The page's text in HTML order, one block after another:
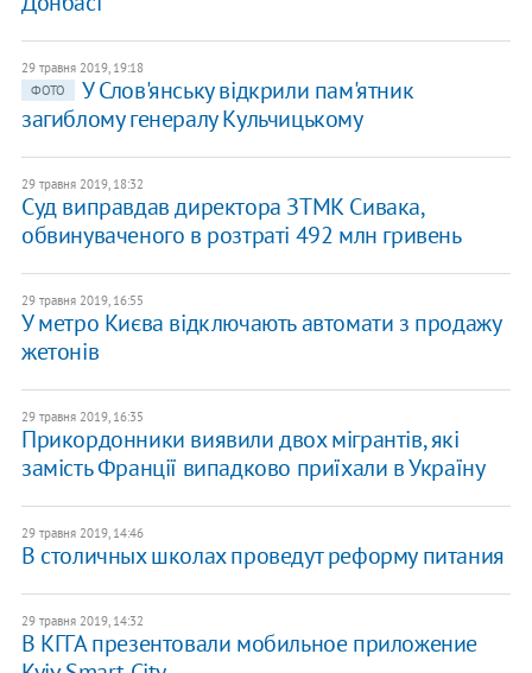
29 травня 2019, 19:18
ФОТО
У Слов'янську відкрили пам'ятник
загиблому генералу Кульчицькому
29 травня 2019, 18:32
Суд виправдав директора ЗТМК Сивака,
обвинуваченого в розтраті 492 млн гривень
29 травня 2019, 16:55
У метро Києва відключають автомати з продажу
жетонів
29 травня 2019, 16:35
Прикордонники виявили двох мігрантів, які
замість Франції випадково приїхали в Україну
29 травня 2019, 14:46
В столичных школах проведут реформу питания
29 травня 2019, 14:32
В КГГА презентовали мобильное приложение